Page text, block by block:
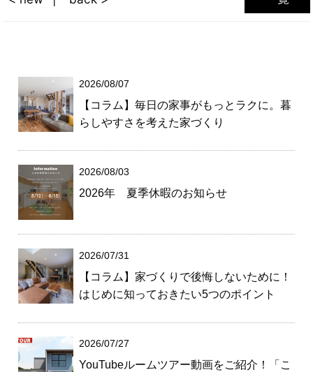
2026/08/07
【コラム】毎日の家事がもっとラクに。暮
らしやすさを考えた家づくり
2026/08/03
2026年 夏季休暇のお知らせ
2026/07/31
【コラム】家づくりで後悔しないために！
はじめに知っておきたい5つのポイント
2026/07/27
YouTubeルームツアー動画をご紹介！「こ